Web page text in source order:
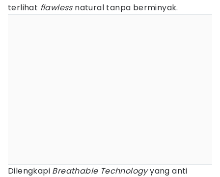
terlihat flawlessnatural tanpa berminyak.
Dilengkapi Breathable Technologyyang anti